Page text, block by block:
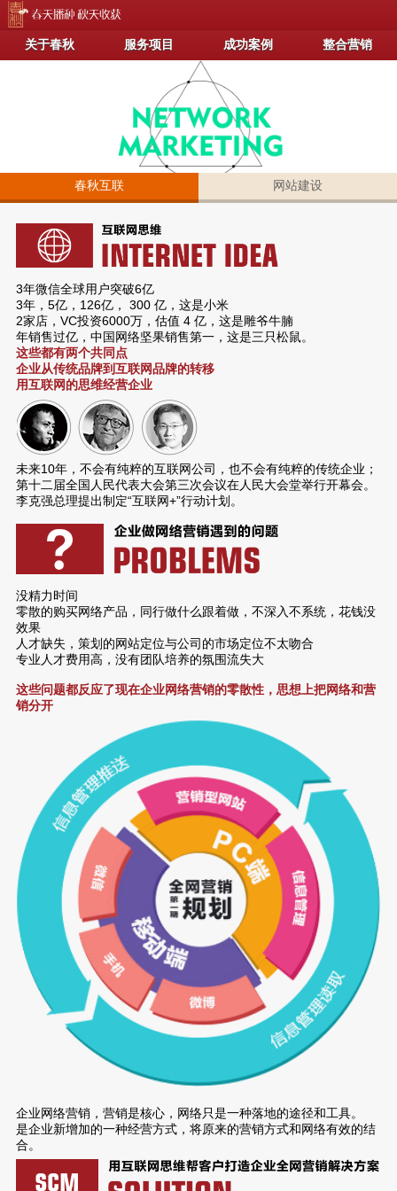
关于春秋 服务项目 成功案例 整合营销
春秋互联 网站建设
3年微信全球用户突破6亿
3年，5亿，126亿， 300 亿，这是小米
2家店，VC投资6000万，估值 4 亿，这是雕爷牛腩
年销售过亿，中国网络坚果销售第一，这是三只松鼠。
这些都有两个共同点
企业从传统品牌到互联网品牌的转移
用互联网的思维经营企业
未来10年，不会有纯粹的互联网公司，也不会有纯粹的传统企业；
第十二届全国人民代表大会第三次会议在人民大会堂举行开幕会。
李克强总理提出制定“互联网+”行动计划。
没精力时间
零散的购买网络产品，同行做什么跟着做，不深入不系统，花钱没
效果
人才缺失，策划的网站定位与公司的市场定位不太吻合
专业人才费用高，没有团队培养的氛围流失大
这些问题都反应了现在企业网络营销的零散性，思想上把网络和营
销分开
企业网络营销，营销是核心，网络只是一种落地的途径和工具。
是企业新增加的一种经营方式，将原来的营销方式和网络有效的结
合。